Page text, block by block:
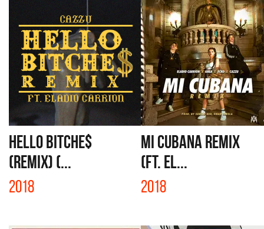
HELLO BITCHE$
(REMIX) (...
2018
MI CUBANA REMIX
(FT. EL...
2018